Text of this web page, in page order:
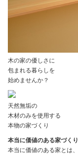
木の家の優しさに
包まれる暮らしを
始めませんか？
天然無垢の
木材のみを使用する
本物の家づくり
本当に価値のある家づくり
本当に価値のある家とは、